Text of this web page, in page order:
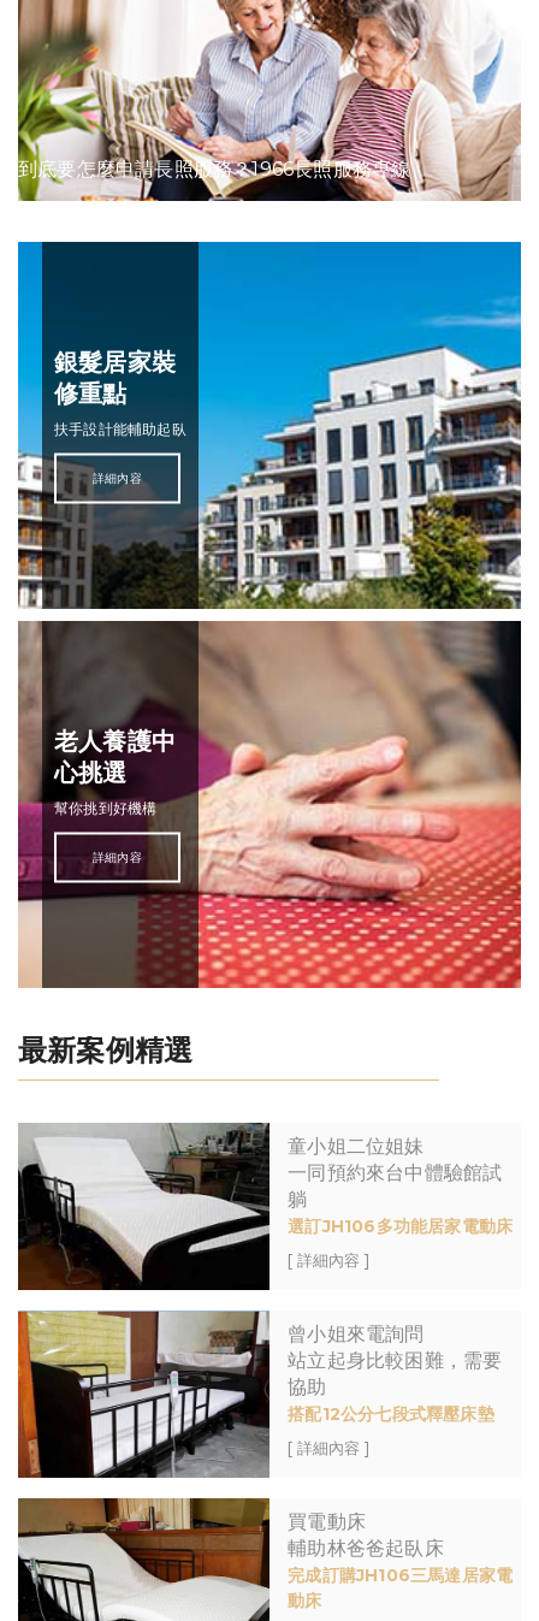
到底要怎麼申請長照服務？1966長照服務專線
銀髮居家裝
修重點
扶手設計能輔助起臥
詳細內容
老人養護中
心挑選
幫你挑到好機構
詳細內容
最新案例精選
童小姐二位姐妹
一同預約來台中體驗館試
躺
選訂JH106多功能居家電動床
[ 詳細內容 ]
曾小姐來電詢問
站立起身比較困難，需要
協助
搭配12公分七段式釋壓床墊
[ 詳細內容 ]
買電動床
輔助林爸爸起臥床
完成訂購JH106三馬達居家電
動床